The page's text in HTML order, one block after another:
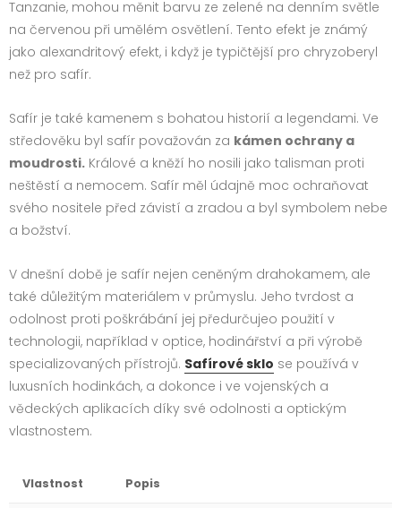
Tanzanie, mohou měnit barvu ze zelené na denním světle
na červenou při umělém osvětlení. Tento efekt je známý
jako alexandritový efekt, i když je typičtější pro chryzoberyl
než pro safír.
Safír je také kamenem s bohatou historií a legendami. Ve
středověku byl safír považován za kámen ochrany a
moudrosti. Králové a kněží ho nosili jako talisman proti
neštěstí a nemocem. Safír měl údajně moc ochraňovat
svého nositele před závistí a zradou a byl symbolem nebe
a božství.
V dnešní době je safír nejen ceněným drahokamem, ale
také důležitým materiálem v průmyslu. Jeho tvrdost a
odolnost proti poškrábání jej předurčujeo použití v
technologii, například v optice, hodinářství a při výrobě
specializovaných přístrojů. Safírové sklo se používá v
luxusních hodinkách, a dokonce i ve vojenských a
vědeckých aplikacích díky své odolnosti a optickým
vlastnostem.
Vlastnost Popis